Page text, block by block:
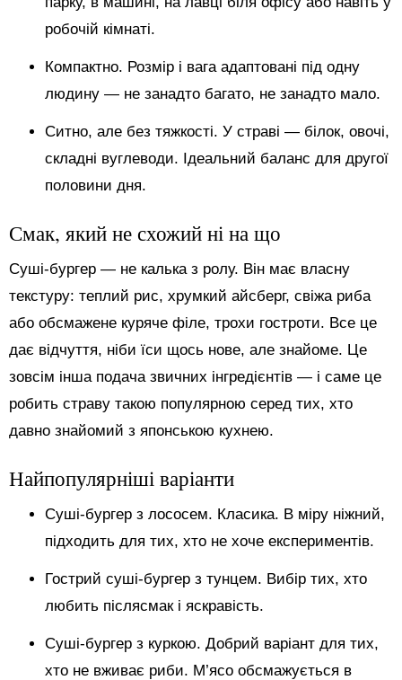
робочій кімнаті.
Компактно. Розмір і вага адаптовані під одну
людину — не занадто багато, не занадто мало.
Ситно, але без тяжкості. У страві — білок, овочі,
складні вуглеводи. Ідеальний баланс для другої
половини дня.
Смак, який не схожий ні на що
Суші-бургер — не калька з ролу. Він має власну
текстуру: теплий рис, хрумкий айсберг, свіжа риба
або обсмажене куряче філе, трохи гостроти. Все це
дає відчуття, ніби їси щось нове, але знайоме. Це
зовсім інша подача звичних інгредієнтів — і саме це
робить страву такою популярною серед тих, хто
давно знайомий з японською кухнею.
Найпопулярніші варіанти
Суші-бургер з лососем. Класика. В міру ніжний,
підходить для тих, хто не хоче експериментів.
Гострий суші-бургер з тунцем. Вибір тих, хто
любить післясмак і яскравість.
Суші-бургер з куркою. Добрий варіант для тих,
хто не вживає риби. М’ясо обсмажується в